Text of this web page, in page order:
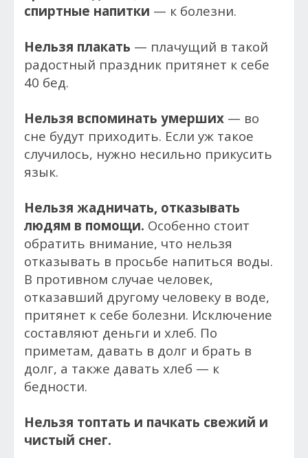
спиртные напитки — к болезни.
Нельзя плакать — плачущий в такой
радостный праздник притянет к себе
40 бед.
Нельзя вспоминать умерших — во
сне будут приходить. Если уж такое
случилось, нужно несильно прикусить
язык.
Нельзя жадничать, отказывать
людям в помощи. Особенно стоит
обратить внимание, что нельзя
отказывать в просьбе напиться воды.
В противном случае человек,
отказавший другому человеку в воде,
притянет к себе болезни. Исключение
составляют деньги и хлеб. По
приметам, давать в долг и брать в
долг, а также давать хлеб — к
бедности.
Нельзя топтать и пачкать свежий и
чистый снег.